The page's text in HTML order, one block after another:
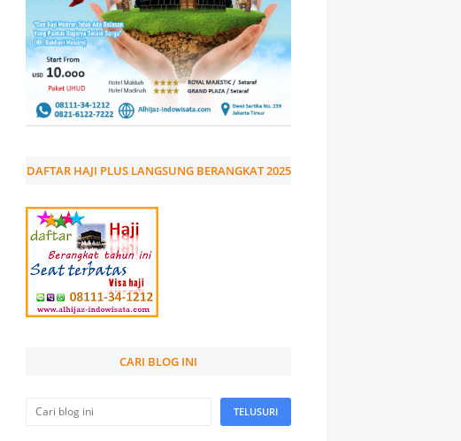
DAFTAR HAJI PLUS LANGSUNG BERANGKAT 2025
CARI BLOG INI